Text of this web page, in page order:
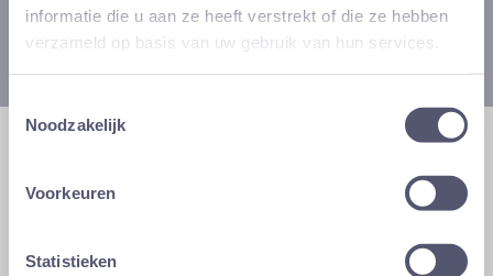
informatie die u aan ze heeft verstrekt of die ze hebben
verzameld op basis van uw gebruik van hun services.
Noodzakelijk
Voorkeuren
Statistieken
mail
+32 15 45 10 10